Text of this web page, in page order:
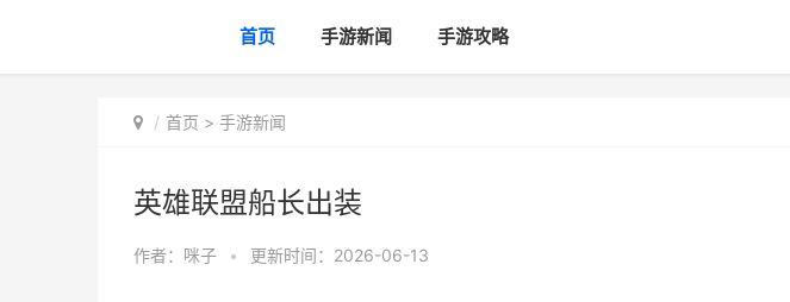
首页 手游新闻 手游攻略
首页 > 手游新闻
英雄联盟船长出装
作者： 咪子 • 更新时间：2026-06-13